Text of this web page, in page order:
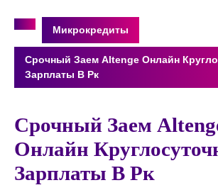
Микрокредиты
Срочный Заем Altenge Онлайн
Зарплаты В Рк
Срочный Заем
Онлайн
Зарплаты В Рк